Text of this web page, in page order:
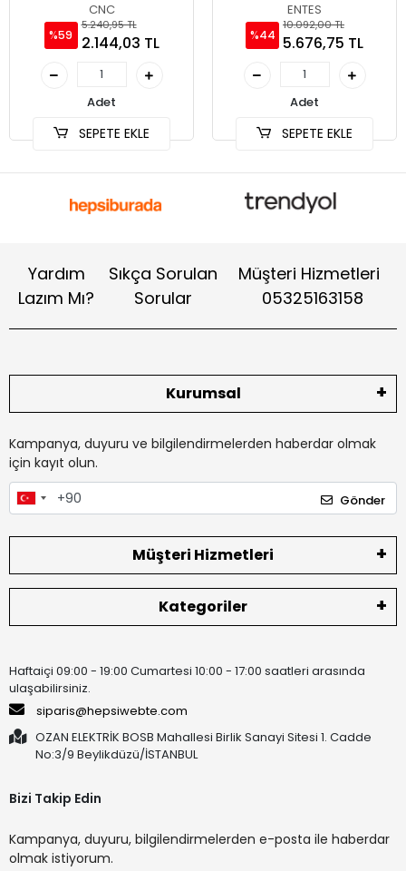
CNC
%59
5.240,95 TL
2.144,03 TL
Adet
SEPETE EKLE
ENTES
%44
10.092,00 TL
5.676,75 TL
Adet
SEPETE EKLE
Yardım
Lazım Mı?
Sıkça Sorulan
Sorular
Müşteri Hizmetleri
05325163158
Kurumsal
Kampanya, duyuru ve bilgilendirmelerden haberdar olmak
için kayıt olun.
Gönder
Müşteri Hizmetleri
Kategoriler
Haftaiçi 09:00 - 19:00 Cumartesi 10:00 - 17:00 saatleri arasında
ulaşabilirsiniz.
siparis@hepsiwebte.com
OZAN ELEKTRİK BOSB Mahallesi Birlik Sanayi Sitesi 1. Cadde
No:3/9 Beylikdüzü/İSTANBUL
Bizi Takip Edin
Kampanya, duyuru, bilgilendirmelerden e-posta ile haberdar
olmak istiyorum.